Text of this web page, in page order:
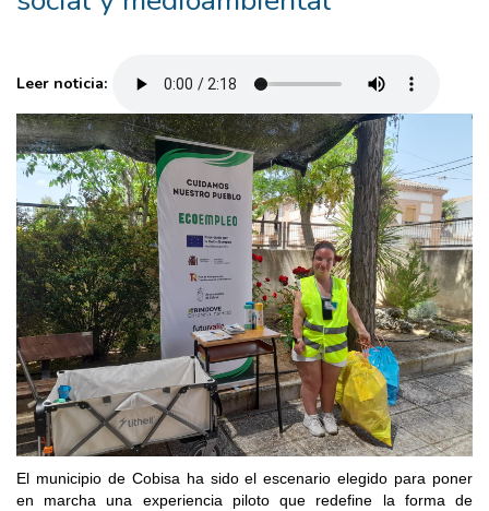
Leer noticia:
El municipio de Cobisa ha sido el escenario elegido para poner
en marcha una experiencia piloto que redefine la forma de